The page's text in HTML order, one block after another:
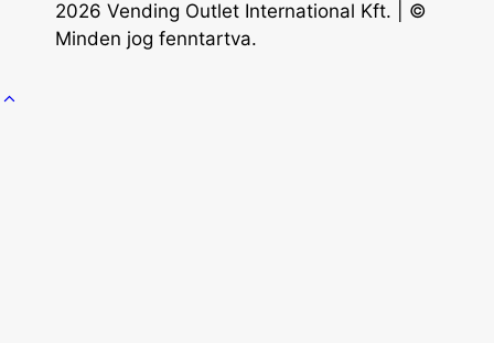
2026 Vending Outlet International Kft. | ©
Minden jog fenntartva.